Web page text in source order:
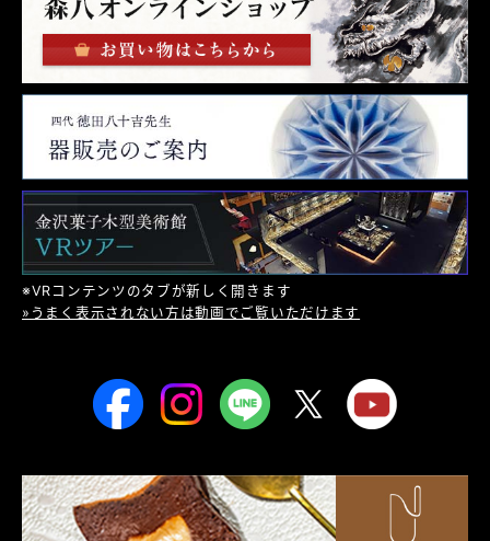
※VRコンテンツのタブが新しく開きます
»うまく表示されない方は動画でご覧いただけます